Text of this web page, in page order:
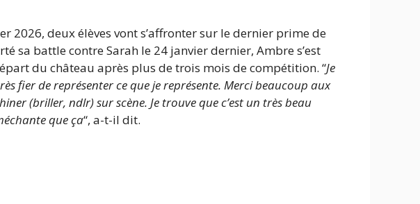
2026, deux élèves vont s’affronter sur le dernier prime de
sa battle contre Sarah le 24 janvier dernier, Ambre s’est
du château après plus de trois mois de compétition. “Je
fier de représenter ce que je représente. Merci beaucoup aux
(briller, ndlr) sur scène. Je trouve que c’est un très beau
que ça“, a-t-il dit.